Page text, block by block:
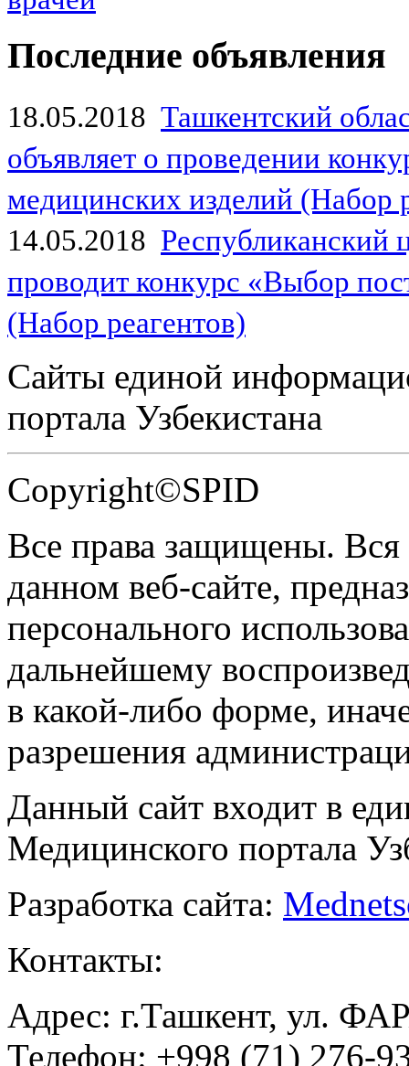
Последние объявления
18.05.2018 Ташкентский
объявляет о проведении
медицинских изделий (Набор
14.05.2018
проводит конкурс «Выбор
(Набор реагентов)
Сайты единой
портала Узбекистана
Copyright©SPID
Все права защищены.
данном веб-сайте,
персонального
дальнейшему
в какой-либо форме,
разрешения
Данный сайт входит в
Медицинского портала
Разработка сайта:
Контакты:
Адрес: г.Ташкент, ул.
Телефон: +998 (71) 276-